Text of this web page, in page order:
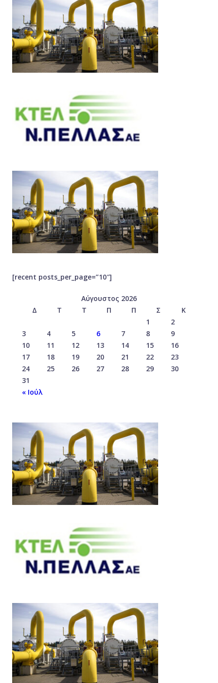
[recent posts_per_page=”10″]
Αύγουστος 2026
Δ
Τ Τ Π Π Σ
Κ
1
2
3
4 5 6 7 8
9
10
11 12 13 14 15
16
17
18 19 20 21 22
23
24
25 26 27 28 29
30
31
« Ιούλ